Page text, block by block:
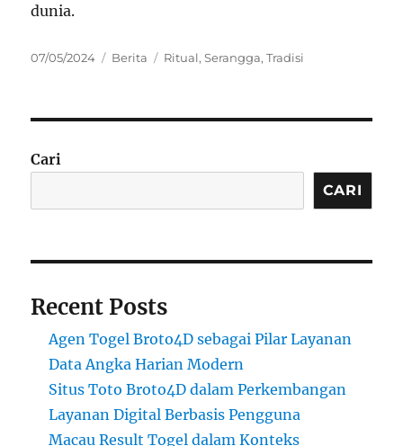
dunia.
Posted
07/05/2024 Categories
Berita Tags
Ritual,Serangga,Tradisi
Cari
CARI
Recent Posts
Agen Togel Broto4D sebagai Pilar Layanan
Data Angka Harian Modern
Situs Toto Broto4D dalam Perkembangan
Layanan Digital Berbasis Pengguna
Macau Result Togel dalam Konteks